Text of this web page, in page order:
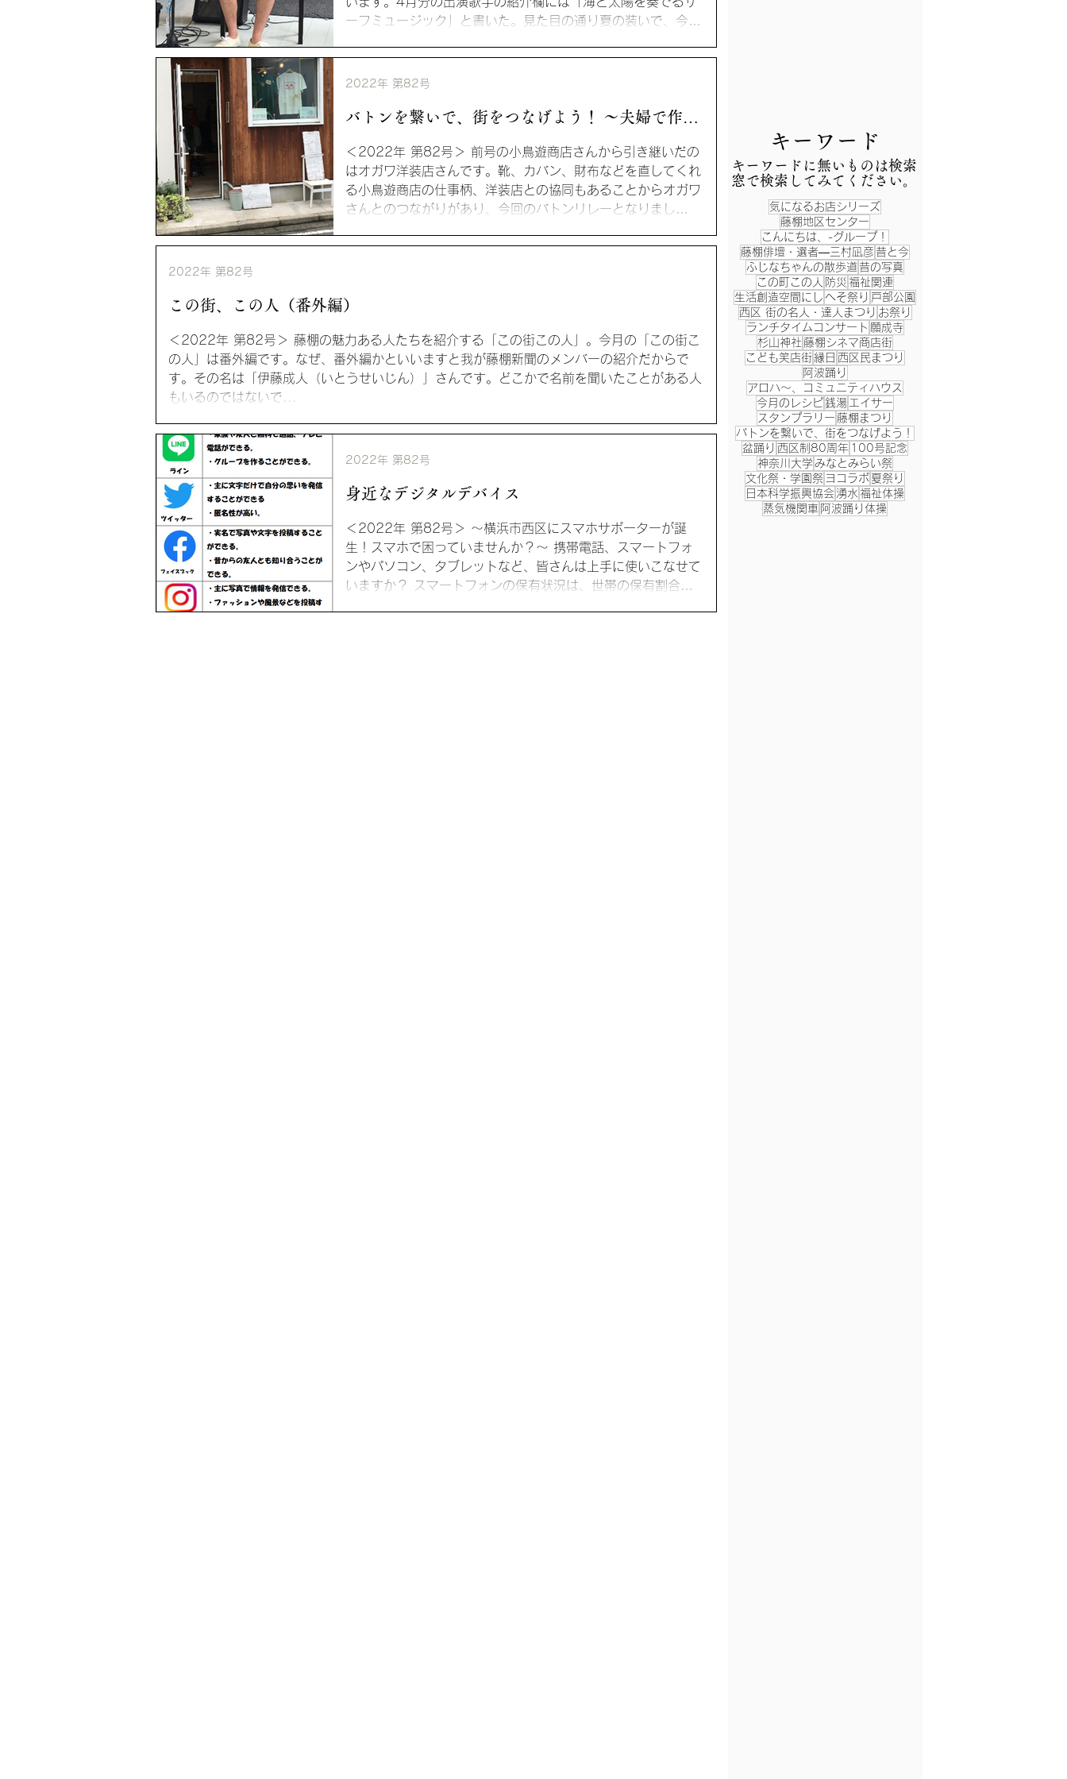
ーフミュージック」と書いた。見た目の通り夏の装いで、今に
バトンを繋いで、街をつなげよう！ ～夫婦で作る
「Paradise」 洋装店オガワさん～
＜2022年 第82号＞ 前号の小鳥遊商店さんから引き継いだの
はオガワ洋装店さんです。靴、カバン、財布などを直してくれ
る小鳥遊商店の仕事柄、洋装店との協同もあることからオガワ
さんとのつながりがあり、今回のバトンリレーとなりまし
2022年 第82号
この街、この人（番外編）
＜2022年 第82号＞ 藤棚の魅力ある人たちを紹介する「この街この人」。今月の「この街こ
の人」は番外編です。なぜ、番外編かといいますと我が藤棚新聞のメンバーの紹介だからで
す。その名は「伊藤成人（いとうせいじん）」さんです。どこかで名前を聞いたことがある人
もいるのではないで...
2022年 第82号
身近なデジタルデバイス
＜2022年 第82号＞ ～横浜市西区にスマホサポーターが誕
生！スマホで困っていませんか？～ 携帯電話、スマートフォ
ンやパソコン、タブレットなど、皆さんは上手に使いこなせて
いますか？ スマートフォンの保有状況は、世帯の保有割合が
2022年 第82号
​キーワード
​キーワードに無いものは検索
窓で検索してみてください。
気になるお店シリーズ
藤棚地区センター
こんにちは、-グループ！
藤棚俳壇・選者―三村凪彦 昔と今
ふじなちゃんの散歩道 昔の写真
この町この人 防災 福祉関連
生活創造空間にし へそ祭り 戸部公園
西区 街の名人・達人まつり お祭り
ランチタイムコンサート 願成寺
杉山神社 藤棚シネマ商店街
こども笑店街縁日 西区民まつり
阿波踊り
アロハ～、コミュニティハウス
今月のレシピ銭湯 エイサー
スタンプラリー 藤棚まつり
バトンを繋いで、街をつなげよう！
盆踊り 西区制80周年 100号記念
神奈川大学 みなとみらい祭
文化祭・学園祭 ヨコラボ 夏祭り
日本科学振興協会 湧水 福祉体操
蒸気機関車 阿波踊り体操